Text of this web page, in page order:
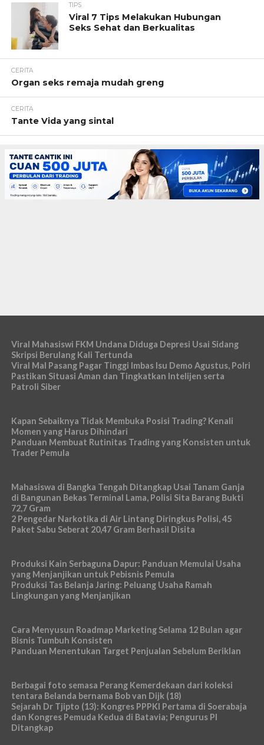
TIPS
Viral 7 Tips Melakukan Hubungan
Seks Sehat dan Berkualitas
CERITA
Organ seks remaja mudah greng
CERITA
Tante Vida yang sintal
Viral Mahasiswi FKM Undana Diduga Depresi Usai Sidang
Skripsi Berulang Kali Tertunda
Viral Mal Pasang Pagar Tinggi Imbas Isu Demo Agustus, Polri
Pastikan Situasi Aman dan Tingkatkan Intelijen serta
Patroli Siber
Kapan Sebaiknya Tidak Membuka Posisi Trading? Kenali
Momen yang Harus Dihindari
Panduan Membuat Rutinitas Trading yang Konsisten untuk
Trader Pemula
Mahasiswa di Bangka Tengah Ditangkap Usai Tanam Ganja
di Bangunan Bekas Terminal Lama, Polisi Sita Barang Bukti
72,7 Gram
2 Pengedar Narkotika di Air Lintang Diringkus Polisi, 45
Paket Sabu Seberat 20,47 Gram Berhasil Disita
Produksi Kain Serbaguna Dapur: Panduan Memulai Usaha
yang Menjanjikan untuk Pebisnis Pemula
Produksi Tas Belanja Jaring: Peluang Usaha Ramah
Lingkungan yang Menjanjikan
Cara Menyusun Roadmap Marketing Selama 12 Bulan agar
Bisnis Tumbuh Konsisten
Panduan Menentukan Target Penjualan Sebelum Beriklan
Berbagai foto semasa Perang Kemerdekaan dari koleksi
tentara Belanda bernama Bob van Dijk (18)
Sejarah Dr Tjipto (13): Kongres PPPKI Pertama di Soerabaja
dan Kongres Pemuda Kedua di Batavia; Pengurus PI
Ditangkap